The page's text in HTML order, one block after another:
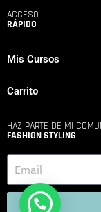
ACCESO
RÁPIDO
Mis Cursos
Carrito
HAZ PARTE DE MI
FASHION STYLING